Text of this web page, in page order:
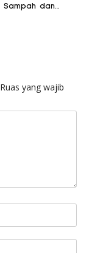
Sampah dan
Ruas yang wajib